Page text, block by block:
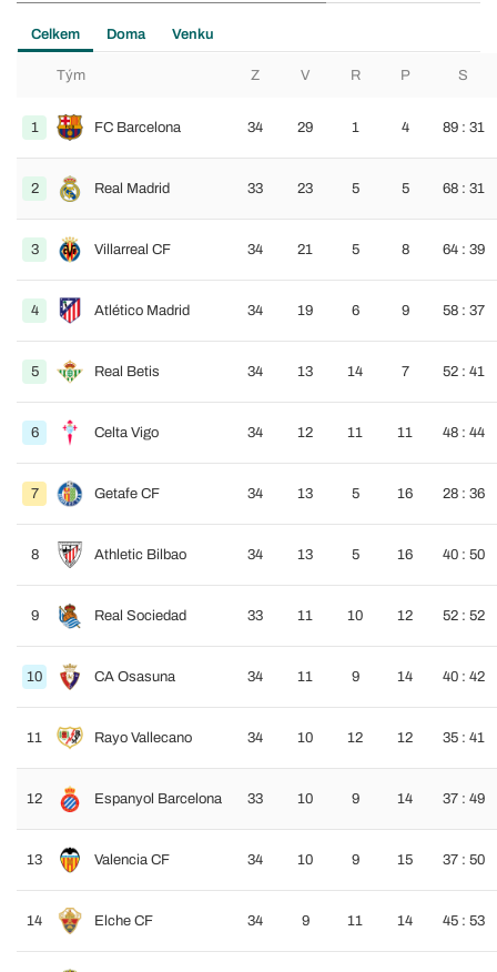
Celkem Doma Venku
Tým Z V R P S
1 FC Barcelona 34 29 1 4 89 : 31
2 Real Madrid 33 23 5 5 68 : 31
3 Villarreal CF 34 21 5 8 64 : 39
4 Atlético Madrid 34 19 6 9 58 : 37
5 Real Betis 34 13 14 7 52 : 41
6 Celta Vigo 34 12 11 11 48 : 44
7 Getafe CF 34 13 5 16 28 : 36
8 Athletic Bilbao 34 13 5 16 40 : 50
9 Real Sociedad 33 11 10 12 52 : 52
10 CA Osasuna 34 11 9 14 40 : 42
11 Rayo Vallecano 34 10 12 12 35 : 41
12 Espanyol Barcelona 33 10 9 14 37 : 49
13 Valencia CF 34 10 9 15 37 : 50
14 Elche CF 34 9 11 14 45 : 53